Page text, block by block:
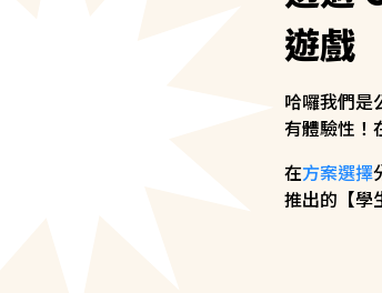
遊戲
哈囉我們是
有體驗性！
在方案選擇
推出的【學